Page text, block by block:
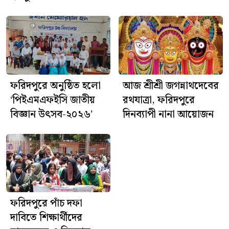
প্রক্রিয়াধীন রয়েছে।
ফরিদপুরে অনুষ্ঠিত হলো
‘পিইএমএফইসি জাতীয়
বিজ্ঞান উৎসব-২০২৬’
আজ শ্রীশ্রী জগন্নাথদেবের
রথযাত্রা, ফরিদপুরে
দিনব্যাপী নানা আয়োজন
ফরিদপুরে পাঁচ দফা
দাবিতে শিক্ষার্থীদের